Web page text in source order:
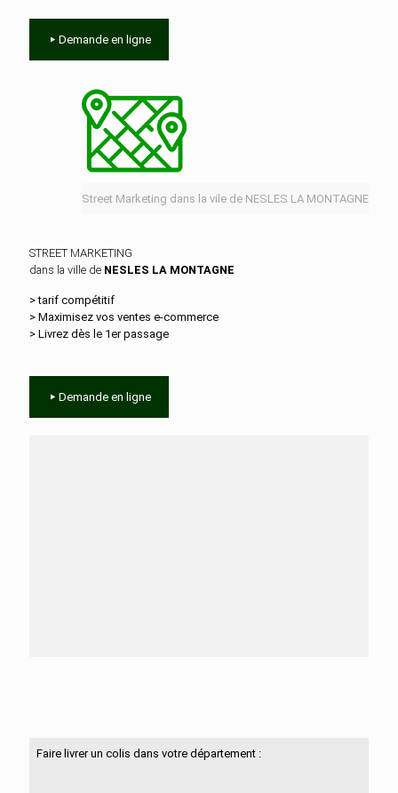
Demande en ligne
Street Marketing dans la vile de NESLES LA MONTAGNE
STREET MARKETING
dans la ville de NESLES LA MONTAGNE
> tarif compétitif
> Maximisez vos ventes e‑commerce
> Livrez dès le 1er passage
Demande en ligne
Faire livrer un colis dans votre département :